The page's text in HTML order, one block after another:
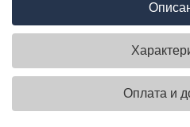
Оплата и